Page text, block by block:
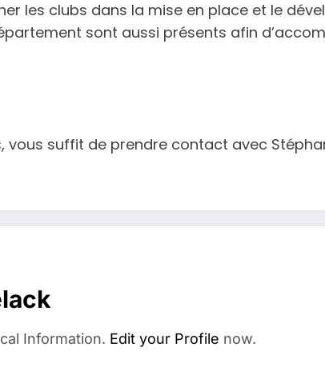
les clubs dans la mise en place et le
sont aussi présents afin
suffit de prendre contact avec
Information. Edit your Profile now.